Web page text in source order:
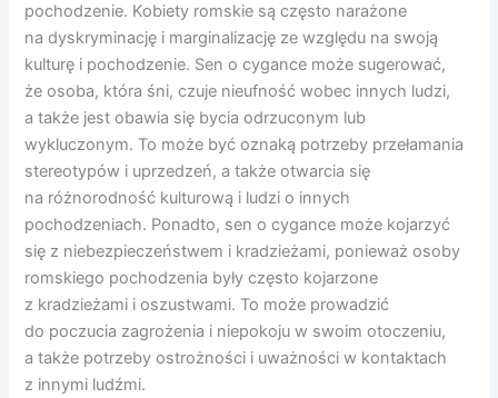
pochodzenie. Kobiety romskie są często narażone
na dyskryminację i marginalizację ze względu na swoją
kulturę i pochodzenie. Sen o cygance może sugerować,
że osoba, która śni, czuje nieufność wobec innych ludzi,
a także jest obawia się bycia odrzuconym lub
wykluczonym. To może być oznaką potrzeby przełamania
stereotypów i uprzedzeń, a także otwarcia się
na różnorodność kulturową i ludzi o innych
pochodzeniach. Ponadto, sen o cygance może kojarzyć
się z niebezpieczeństwem i kradzieżami, ponieważ osoby
romskiego pochodzenia były często kojarzone
z kradzieżami i oszustwami. To może prowadzić
do poczucia zagrożenia i niepokoju w swoim otoczeniu,
a także potrzeby ostrożności i uważności w kontaktach
z innymi ludźmi.